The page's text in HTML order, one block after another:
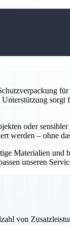
oder
werden – ohne
Materialien und
unseren
von